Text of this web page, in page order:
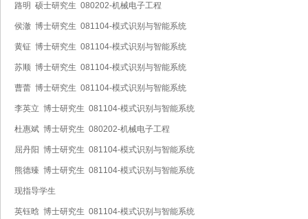
路明 硕士研究生 080202-机械电子工程
侯澈 博士研究生 081104-模式识别与智能系统
黄钲 博士研究生 081104-模式识别与智能系统
苏顺 博士研究生 081104-模式识别与智能系统
曹蕾 博士研究生 081104-模式识别与智能系统
李英立 博士研究生 081104-模式识别与智能系统
杜惠斌 博士研究生 080202-机械电子工程
屈丹阳 博士研究生 081104-模式识别与智能系统
熊德臻 博士研究生 081104-模式识别与智能系统
现指导学生
英钰晗 博士研究生 081104-模式识别与智能系统